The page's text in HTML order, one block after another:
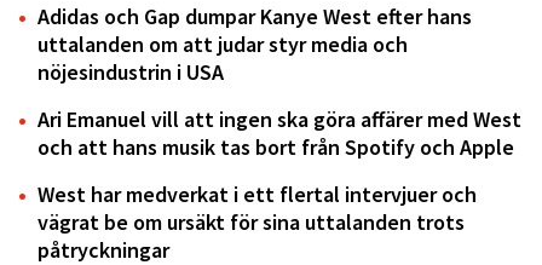
Adidas och Gap dumpar Kanye West efter hans
uttalanden om att judar styr media och
nöjesindustrin i USA
Ari Emanuel vill att ingen ska göra affärer med West
och att hans musik tas bort från Spotify och Apple
West har medverkat i ett flertal intervjuer och
vägrat be om ursäkt för sina uttalanden trots
påtryckningar